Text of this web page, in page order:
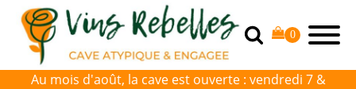
Au mois d'août, la cave est ouverte : vendredi 7 &